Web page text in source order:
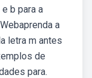
b para a
a
letra m antes
de
para.